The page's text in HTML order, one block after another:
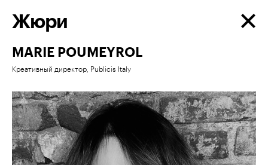
Жюри
MARIE POUMEYROL
Креативный директор, Publicis Italy